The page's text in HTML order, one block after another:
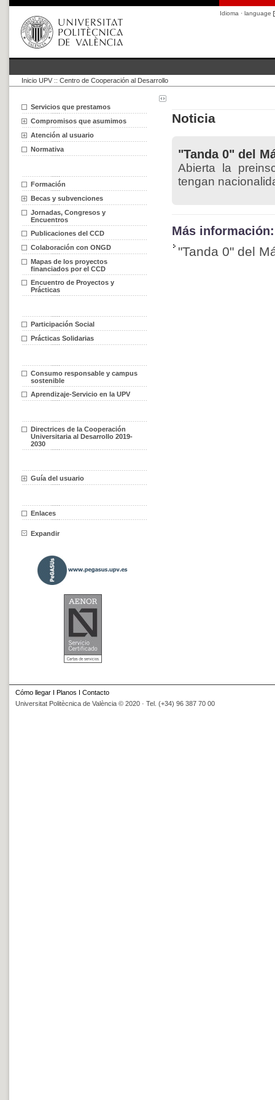
Idioma · language
Inicio UPV :: Centro de Cooperación al Desarrollo
Servicios que prestamos
Compromisos que asumimos
Atención al usuario
Normativa
Formación
Becas y subvenciones
Jornadas, Congresos y
Encuentros
Publicaciones del CCD
Colaboración con ONGD
Mapas de los proyectos
financiados por el CCD
Encuentro de Proyectos y
Prácticas
Participación Social
Prácticas Solidarias
Consumo responsable y campus
sostenible
Aprendizaje-Servicio en la UPV
Directrices de la Cooperación
Universitaria al Desarrollo 2019-
2030
Guía del usuario
Enlaces
Expandir
Noticia
"Tanda 0" del
Abierta la
tengan
Más información:
"Tanda 0" del
Cómo llegar I Planos I Contacto
Universitat Politècnica de València © 2020 · Tel. (+34) 96 387 70 00